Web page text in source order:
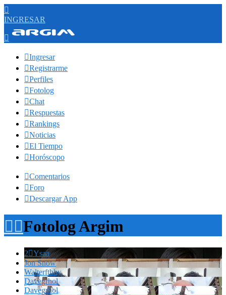

INGRESAR

Ingresar
Registrarme
Perfiles
Fotolog
Chat
Respuestas
Rankings
Noticias
El Tiempo
Horóscopo
Comentarios
Foro
Descargar App
Fotolog Argim
2Ysaa
Jon Snow
Walterfthhy
Davegrhol
Davegrhol